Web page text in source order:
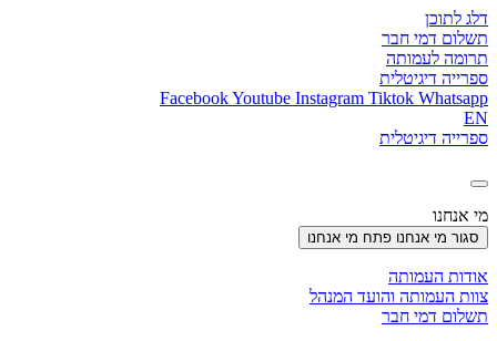
דלג לתוכן
תשלום דמי חבר
תרומה לעמותה
ספרייה דיגיטלית
FacebookYoutube Instagram Tiktok Whatsapp
EN
ספרייה דיגיטלית
מי אנחנו
סגור מי אנחנו פתח מי אנחנו
אודות העמותה
צוות העמותה והועד המנהל
תשלום דמי חבר